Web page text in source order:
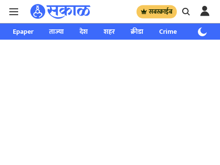
सबस्क्राईब
Epaper ताज्या देश शहर क्रीडा Crime साप्ताहिक